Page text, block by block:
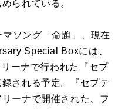
られている。
ソング「命題」、現在
Special Boxには、
ーナで行われた『セプ
される予定。『セプテ
ーナで開催された、フ